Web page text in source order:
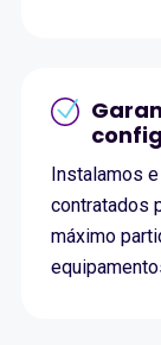
Instalamos
contratados
máximo